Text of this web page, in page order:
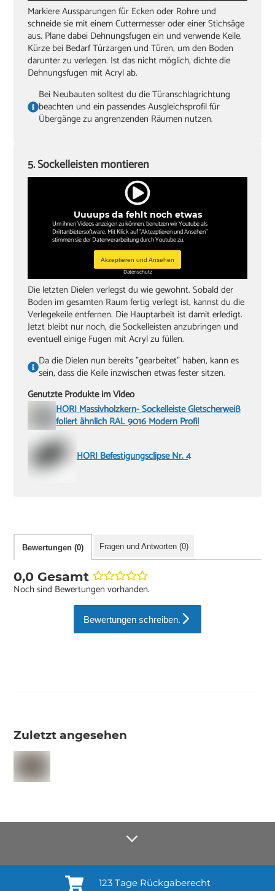
Markiere Aussparungen für Ecken oder Rohre und
schneide sie mit einem Cuttermesser oder einer Stichsäge
aus. Plane dabei Dehnungsfugen ein und verwende Keile.
Kürze bei Bedarf Türzargen und Türen, um den Boden
darunter zu verlegen. Ist das nicht möglich, dichte die
Dehnungsfugen mit Acryl ab.
Bei Neubauten solltest du die Türanschlagrichtung
beachten und ein passendes Ausgleichsprofil für
Übergänge zu angrenzenden Räumen nutzen.
Uuuups da fehlt noch etwas
Um ihnen Videos anzeigen zu können, benutzen wir Youtube als
Drittanbietersoftware. Mit Klick auf "Aktezptieren und Ansehen"
stimmen sie der Datenverarbeitung durch Youtube zu.
Akzeptieren und Ansehen
Datenschutz
5. Sockelleisten montieren
Die letzten Dielen verlegst du wie gewohnt. Sobald der
Boden im gesamten Raum fertig verlegt ist, kannst du die
Verlegekeile entfernen. Die Hauptarbeit ist damit erledigt.
Jetzt bleibt nur noch, die Sockelleisten anzubringen und
eventuell einige Fugen mit Acryl zu füllen.
Da die Dielen nun bereits "gearbeitet" haben, kann es
sein, dass die Keile inzwischen etwas fester sitzen.
Genutzte Produkte im Video
HORI Massivholzkern- Sockelleiste Gletscherweiß
foliert ähnlich RAL 9016 Modern Profil
HORI Befestigungsclipse Nr. 4
Bewertungen (0) Fragen und Antworten (0)
0,0 Gesamt
Noch sind Bewertungen vorhanden.
Bewertungen schreiben.
Zuletzt angesehen
Anmelden¹
123 Tage Rückgaberecht